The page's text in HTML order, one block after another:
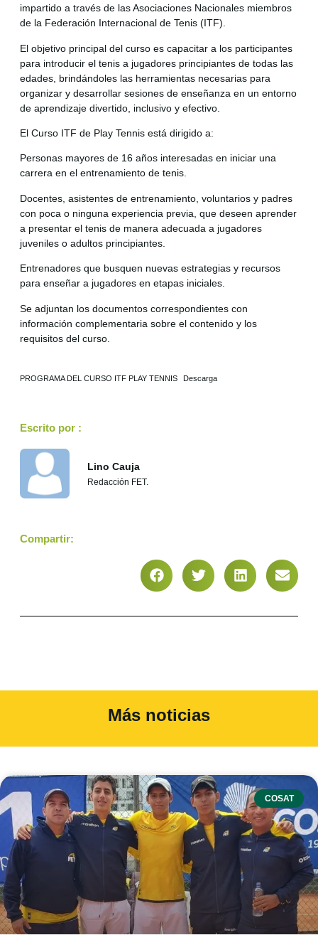
impartido a través de las Asociaciones Nacionales miembros
de la Federación Internacional de Tenis (ITF).
El objetivo principal del curso es capacitar a los participantes
para introducir el tenis a jugadores principiantes de todas las
edades, brindándoles las herramientas necesarias para
organizar y desarrollar sesiones de enseñanza en un entorno
de aprendizaje divertido, inclusivo y efectivo.
El Curso ITF de Play Tennis está dirigido a:
Personas mayores de 16 años interesadas en iniciar una
carrera en el entrenamiento de tenis.
Docentes, asistentes de entrenamiento, voluntarios y padres
con poca o ninguna experiencia previa, que deseen aprender
a presentar el tenis de manera adecuada a jugadores
juveniles o adultos principiantes.
Entrenadores que busquen nuevas estrategias y recursos
para enseñar a jugadores en etapas iniciales.
Se adjuntan los documentos correspondientes con
información complementaria sobre el contenido y los
requisitos del curso.
PROGRAMA DEL CURSO ITF PLAY TENNIS Descarga
Escrito por :
Lino Cauja
Redacción FET.
Compartir:
Más noticias
COSAT